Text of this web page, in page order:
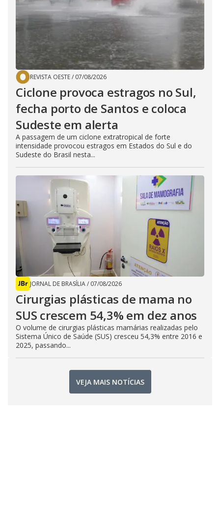
REVISTA OESTE/ 07/08/2026
Ciclone provoca estragos no Sul,
fecha porto de Santos e coloca
Sudeste em alerta
A passagem de um ciclone extratropical de forte
intensidade provocou estragos em Estados do Sul e do
Sudeste do Brasil nesta...
JORNAL DE BRASÍLIA/ 07/08/2026
Cirurgias plásticas de mama no
SUS crescem 54,3% em dez anos
O volume de cirurgias plásticas mamárias realizadas pelo
Sistema Único de Saúde (SUS) cresceu 54,3% entre 2016 e
2025, passando...
VEJA MAIS NOTÍCIAS